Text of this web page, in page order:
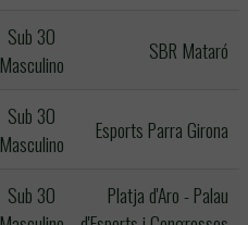
Sub 30
Masculino
SBR Mataró
Sub 30
Masculino
Esports Parra Girona
Sub 30
Platja d'Aro - Palau